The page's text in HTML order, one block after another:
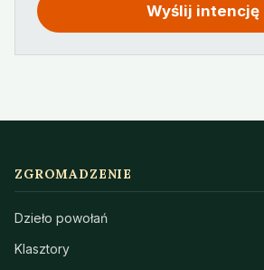
Wyślij intencję
ZGROMADZENIE
Dzieło powołań
Klasztory